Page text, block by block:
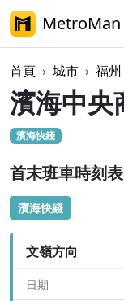
MetroMan
首頁 城市 福州
濱海中央
濱海快綫
首末班車時刻表
濱海快綫
文嶺方向
日期